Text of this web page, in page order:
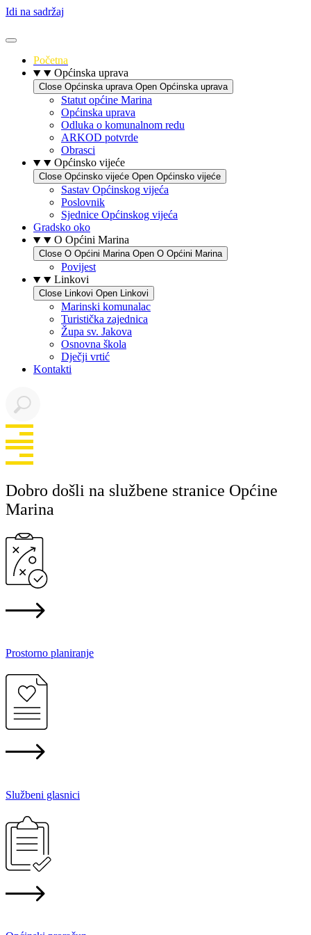
Idi na sadržaj
Početna
Općinska uprava
Close Općinska uprava Open Općinska uprava
Statut općine Marina
Općinska uprava
Odluka o komunalnom redu
ARKOD potvrde
Obrasci
Općinsko vijeće
Close Općinsko vijeće Open Općinsko vijeće
Sastav Općinskog vijeća
Poslovnik
Sjednice Općinskog vijeća
Gradsko oko
O Općini Marina
Close O Općini Marina Open O Općini Marina
Povijest
Linkovi
Close Linkovi Open Linkovi
Marinski komunalac
Turistička zajednica
Župa sv. Jakova
Osnovna škola
Dječji vrtić
Kontakti
Dobro došli na službene stranice Općine
Marina
Prostorno planiranje
Službeni glasnici